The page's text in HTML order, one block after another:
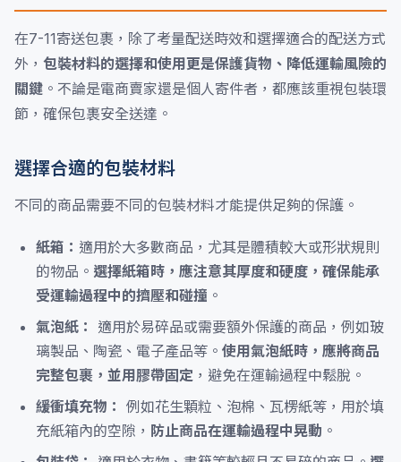
在7-11寄送包裹，除了考量配送時效和選擇適合的配送方式
外， 包裝材料的選擇和使用更是保護貨物、降低運輸風險的
關鍵 。不論是電商賣家還是個人寄件者，都應該重視包裝環
節，確保包裹安全送達。
選擇合適的包裝材料
不同的商品需要不同的包裝材料才能提供足夠的保護。
紙箱： 適用於大多數商品，尤其是體積較大或形狀規則
的物品。 選擇紙箱時，應注意其厚度和硬度，確保能承
受運輸過程中的擠壓和碰撞 。
氣泡紙：
適用於易碎品或需要額外保護的商品，例如玻
璃製品、陶瓷、電子產品等。 使用氣泡紙時，應將商品
完整包裹，並用膠帶固定 ，避免在運輸過程中鬆脫。
緩衝填充物： 例如花生顆粒、泡棉、瓦楞紙等，用於填
充紙箱內的空隙， 防止商品在運輸過程中晃動 。